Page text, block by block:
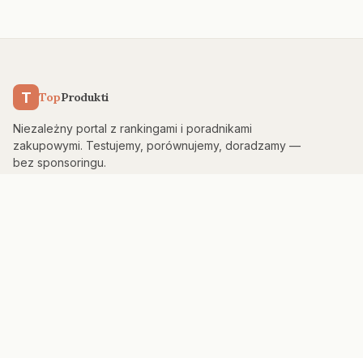
T TopProdukti
Niezależny portal z rankingami i poradnikami
zakupowymi. Testujemy, porównujemy, doradzamy —
bez sponsoringu.